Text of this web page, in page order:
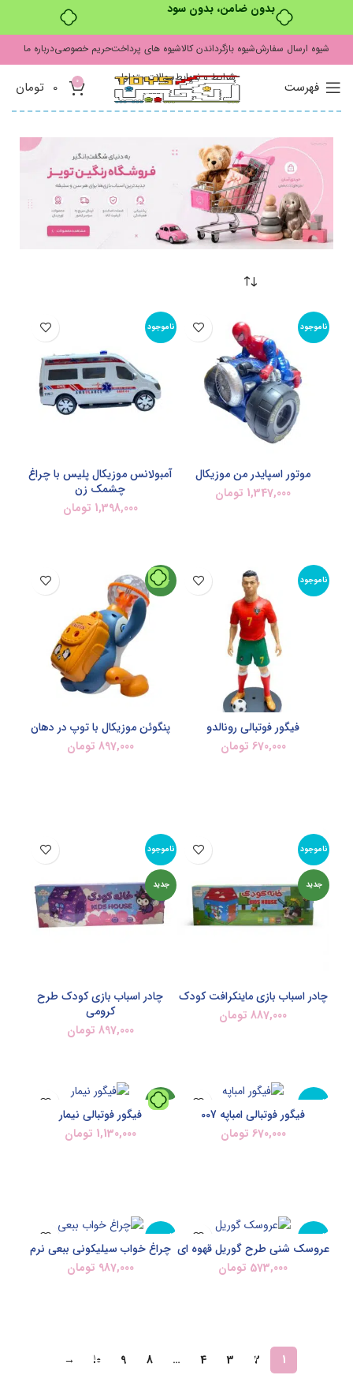
بدون ضامن، بدون سود
شیوه ارسال سفارششیوه بازگرداندن کالاشیوه های پرداختحریم خصوصیدرباره ما
شرایط و ضوابطسوالات متداول
فهرست 0
0 تومان
ناموجود
موتور اسپایدر من موزیکال
1,347,000 تومان
ناموجود
آمبولانس موزیکال پلیس با چراغ
چشمک زن
1,398,000 تومان
ناموجود
فیگور فوتبالی رونالدو
670,000 تومان
جدید
پنگوئن موزیکال با توپ در دهان
897,000 تومان
ناموجود
جدید
چادر اسباب بازی ماینکرافت کودک
887,000 تومان
ناموجود
جدید
چادر اسباب بازی کودک طرح
کرومی
897,000 تومان
ناموجود
فیگور فوتبالی امباپه 007
670,000 تومان
جدید
فیگور فوتبالی نیمار
1,130,000 تومان
ناموجود
عروسک شنی طرح گوریل قهوه ای
573,000 تومان
ناموجود
چراغ خواب سیلیکونی ببعی نرم
987,000 تومان
1
2
3
4
…
8
9
10
→